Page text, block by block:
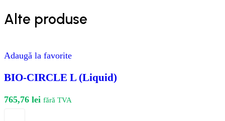
Alte produse
Adaugă la favorite
BIO-CIRCLE L (Liquid)
765,76 lei fără TVA